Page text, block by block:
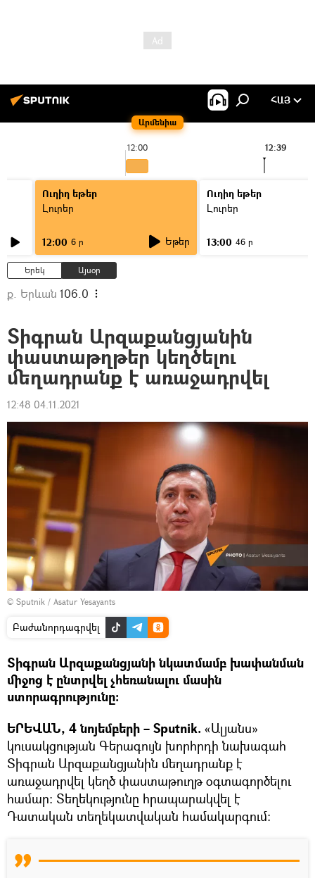
Արմենիա
ՀԱՅ
12:00 12:39
Ուղիղ եթեր
Լուրեր
12:00 6 ր Եթեր
Ուղիղ եթեր
Լուրեր
13:00 46 ր
Երեկ Այսօր
ք. Երևան 106.0
Տիգրան Արզաքանցյանին
փաստաթղթեր կեղծելու
մեղադրանք է առաջադրվել
12:48 04.11.2021
© Sputnik / Asatur Yesayants
Բաժանորդագրվել
Տիգրան Արզաքանցյանի նկատմամբ խափանման
միջոց է ընտրվել չհեռանալու մասին
ստորագրությունը։
ԵՐԵՎԱՆ, 4 նոյեմբերի – Sputnik. «Ալյանս»
կուսակցության Գերագույն խորհրդի նախագահ
Տիգրան Արզաքանցյանին մեղադրանք է
առաջադրվել կեղծ փաստաթուղթ օգտագործելու
համար։ Տեղեկությունը հրապարակվել է
Դատական տեղեկատվական համակարգում։